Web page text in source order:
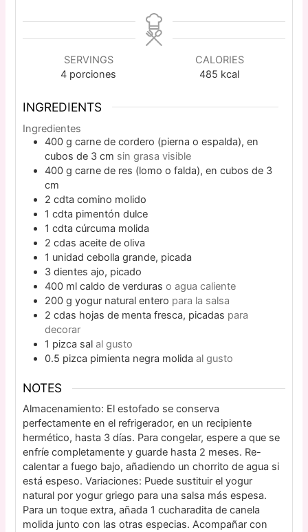
SERVINGS
4 porciones
CALORIES
485 kcal
INGREDIENTS
Ingredientes
400 g carne de cordero (pierna o espalda), en
cubos de 3 cm sin grasa visible
400 g carne de res (lomo o falda), en cubos de 3
cm
2 cdta comino molido
1 cdta pimentón dulce
1 cdta cúrcuma molida
2 cdas aceite de oliva
1 unidad cebolla grande, picada
3 dientes ajo, picado
400 ml caldo de verduras o agua caliente
200 g yogur natural entero para la salsa
2 cdas hojas de menta fresca, picadas para
decorar
1 pizca sal al gusto
0.5 pizca pimienta negra molida al gusto
NOTES
Almacenamiento: El estofado se conserva
perfectamente en el refrigerador, en un recipiente
hermético, hasta 3 días. Para congelar, espere a que se
enfríe completamente y guarde hasta 2 meses. Re-
calentar a fuego bajo, añadiendo un chorrito de agua si
está espeso. Variaciones: Puede sustituir el yogur
natural por yogur griego para una salsa más espesa.
Para un toque extra, añada 1 cucharadita de canela
molida junto con las otras especias. Acompañar con